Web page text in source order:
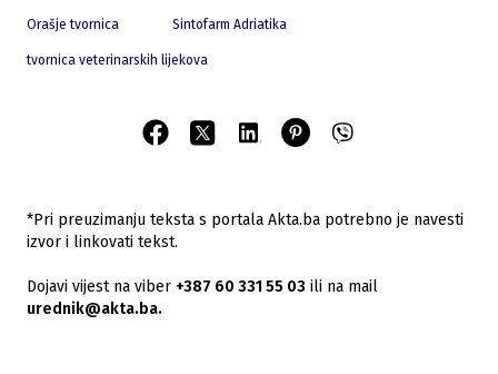
Orašje tvornica Sintofarm Adriatika
tvornica veterinarskih lijekova
*Pri preuzimanju teksta s portala Akta.ba potrebno je navesti
izvor i linkovati tekst.
Dojavi vijest na viber +387 60 331 55 03 ili na mail
urednik@akta.ba.